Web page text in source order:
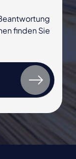
finden Sie